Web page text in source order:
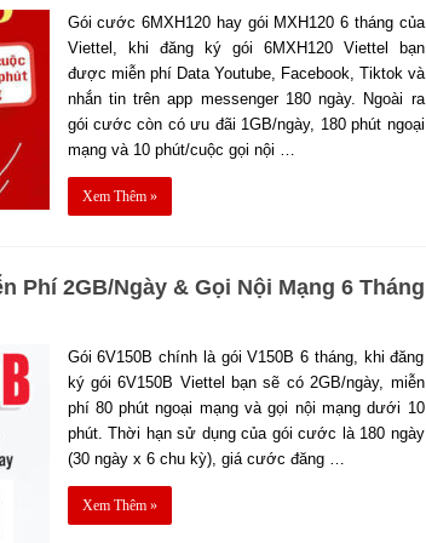
Gói cước 6MXH120 hay gói MXH120 6 tháng của
Viettel, khi đăng ký gói 6MXH120 Viettel bạn
được miễn phí Data Youtube, Facebook, Tiktok và
nhắn tin trên app messenger 180 ngày. Ngoài ra
gói cước còn có ưu đãi 1GB/ngày, 180 phút ngoại
mạng và 10 phút/cuộc gọi nội …
Xem Thêm »
Phí 2GB/Ngày & Gọi Nội Mạng 6 Tháng
Gói 6V150B chính là gói V150B 6 tháng, khi đăng
ký gói 6V150B Viettel bạn sẽ có 2GB/ngày, miễn
phí 80 phút ngoại mạng và gọi nội mạng dưới 10
phút. Thời hạn sử dụng của gói cước là 180 ngày
(30 ngày x 6 chu kỳ), giá cước đăng …
Xem Thêm »